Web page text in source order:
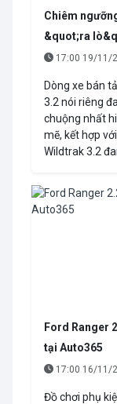
Chiêm
&quot;ra
17:00 19/11/
Dòng xe bán
3.2 nói riêng
chuộng nhất
mẽ, kết hợp
Wildtrak 3.2
Ford Ranger
tại Auto365
17:00 16/11/
Đồ chơi phụ